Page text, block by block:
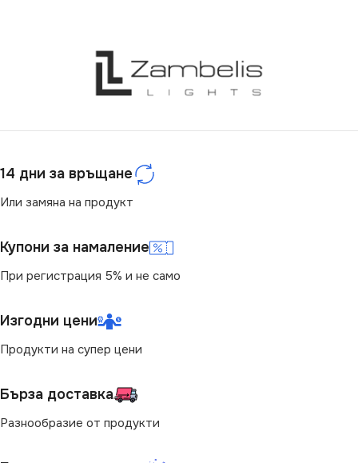
14 дни за връщане
Или замяна на продукт
Купони за намаление
При регистрация 5% и не само
Изгодни цени
Продукти на супер цени
Бърза доставка
Разнообразие от продукти